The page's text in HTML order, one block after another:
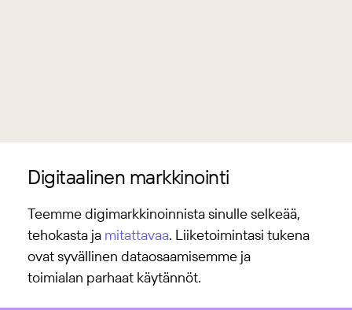
Digitaalinen markkinointi
Teemme digimarkkinoinnista sinulle selkeää,
tehokasta ja mitattavaa. Liiketoimintasi tukena
ovat syvällinen dataosaamisemme ja
toimialan parhaat käytännöt.